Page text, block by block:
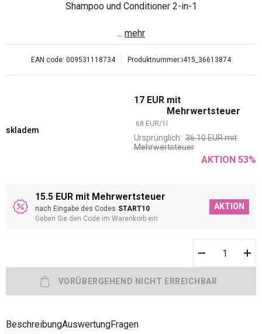
Shampoo und Conditioner 2-in-1
... mehr
EAN code: 009531118734 Produktnummer:i415_36613874
skladem
17 EUR mit
Mehrwertsteuer
68 EUR/1
Ursprünglich: 36.10EURmit
Mehrwertsteuer
AKTION 53%
15.5 EUR mit Mehrwertsteuer
nach Eingabe des Codes START10
Geben Sie den Code im Warenkorb ein
AKTION
BeschreibungAuswertungFragen